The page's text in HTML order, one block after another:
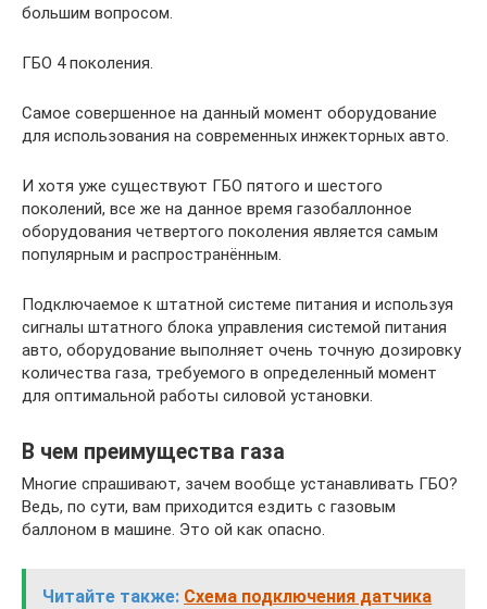
большим вопросом.
ГБО 4 поколения.
Самое совершенное на данный момент оборудование
для использования на современных инжекторных авто.
И хотя уже существуют ГБО пятого и шестого
поколений, все же на данное время газобаллонное
оборудования четвертого поколения является самым
популярным и распространённым.
Подключаемое к штатной системе питания и используя
сигналы штатного блока управления системой питания
авто, оборудование выполняет очень точную дозировку
количества газа, требуемого в определенный момент
для оптимальной работы силовой установки.
В чем преимущества газа
Многие спрашивают, зачем вообще устанавливать ГБО?
Ведь, по сути, вам приходится ездить с газовым
баллоном в машине. Это ой как опасно.
Читайте также: Схема подключения датчика